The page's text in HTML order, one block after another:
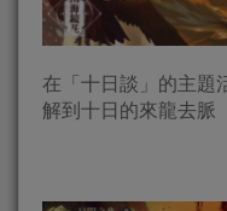
在「十日談」的主題
解到十日的來龍去脈